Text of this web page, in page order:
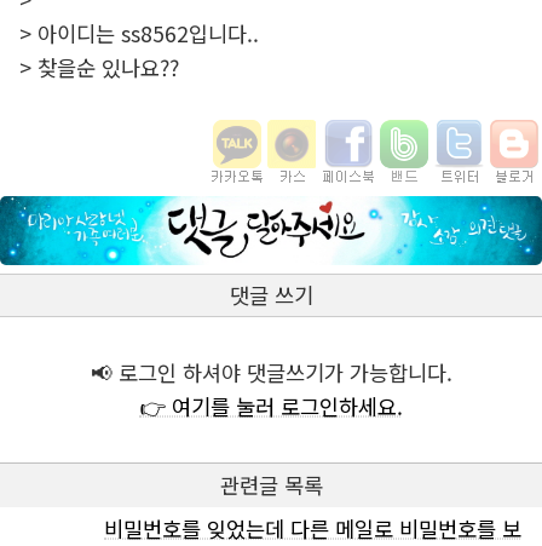
> 아이디는 ss8562입니다..
> 찾을순 있나요??
댓글 쓰기
📢 로그인 하셔야 댓글쓰기가 가능합니다.
👉 여기를 눌러 로그인하세요.
관련글 목록
비밀번호를 잊었는데 다른 메일로 비밀번호를 보